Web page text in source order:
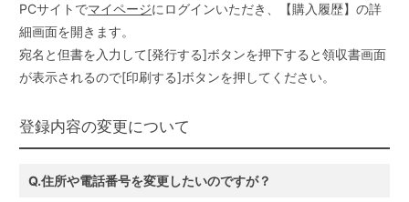
PCサイトでマイページにログインいただき、【購入履歴】の詳
細画面を開きます。
宛名と但書を入力して[発行する]ボタンを押下すると領収書画面
が表示されるので[印刷する]ボタンを押してください。
登録内容の変更について
Q.住所や電話番号を変更したいのですが？